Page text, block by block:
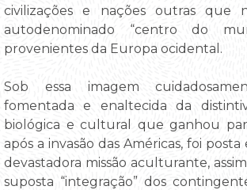
civilizações e nações outras que
autodenominado “centro do
provenientes da Europa ocidental.
Sob essa imagem
fomentada e enaltecida da
biológica e cultural que ganhou
após a invasão das Américas, foi
devastadora missão aculturante,
suposta “integração” dos